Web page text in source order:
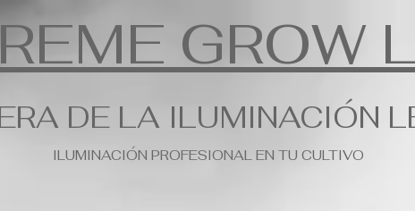
GROW
DE LA ILUMINACIÓN
ILUMINACIÓN PROFESIONAL EN TU CULTIVO